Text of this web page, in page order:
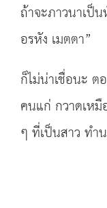
ถ้าจะภาวนาเป็
อรหัง เมตตา”
ก็ไม่น่าเชื่อนะ
คนแก่ กวาดเห
ๆ ที่เป็นสาว ทำ